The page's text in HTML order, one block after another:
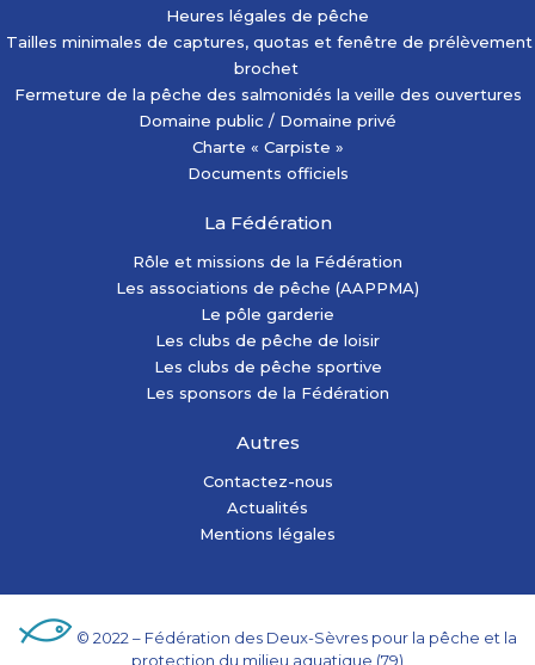
Heures légales de pêche
Tailles minimales de captures, quotas et fenêtre de prélèvement
brochet
Fermeture de la pêche des salmonidés la veille des ouvertures
Domaine public / Domaine privé
Charte « Carpiste »
Documents officiels
La Fédération
Rôle et missions de la Fédération
Les associations de pêche (AAPPMA)
Le pôle garderie
Les clubs de pêche de loisir
Les clubs de pêche sportive
Les sponsors de la Fédération
Autres
Contactez-nous
Actualités
Mentions légales
© 2022 – Fédération des Deux-Sèvres pour la pêche et la
protection du milieu aquatique (79)